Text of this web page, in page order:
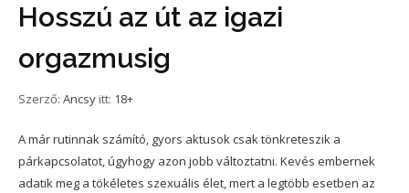
Hosszú az út az igazi
orgazmusig
Szerző: Ancsy itt: 18+
A már rutinnak számító, gyors aktusok csak tönkreteszik a
párkapcsolatot, úgyhogy azon jobb változtatni. Kevés embernek
adatik meg a tökéletes szexuális élet, mert a legtöbb esetben az